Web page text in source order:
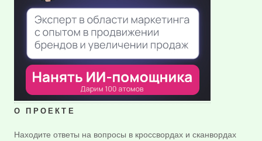
О ПРОЕКТЕ
Находите ответы на вопросы в кроссвордах и сканвордах